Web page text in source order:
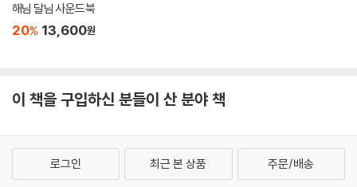
해님 달님 사운드북
20% 13,600원
이 책을 구입하신 분들이 산 분야 책
로그인 최근 본 상품 주문/배송